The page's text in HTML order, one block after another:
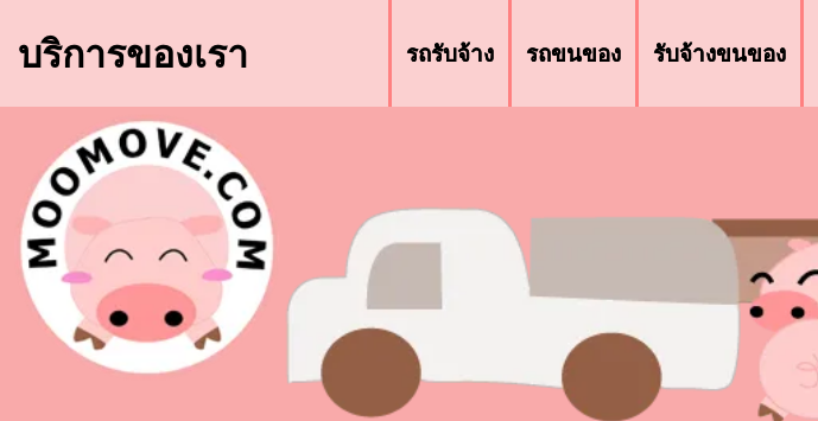
บริการของเรา รถรับจ้าง รถขนของ รับจ้างขนของ